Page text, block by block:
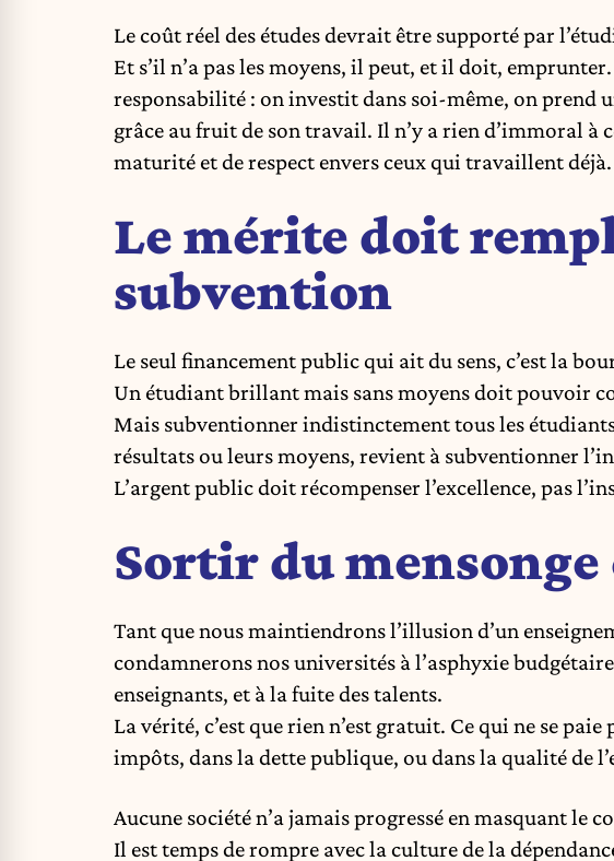
Le coût réel des études devrait être supporté par
Et s’il n’a pas les moyens, il peut, et il doit,
responsabilité : on investit dans soi-même, on prend
grâce au fruit de son travail. Il n’y a rien d’immoral à
maturité et de respect envers ceux qui travaillent déjà.
Le mérite doit
subvention
Le seul financement public qui ait du sens, c’est la
Un étudiant brillant mais sans moyens doit pouvoir
Mais subventionner indistinctement tous les
résultats ou leurs moyens, revient à subventionner
L’argent public doit récompenser l’excellence, pas
Sortir du
Tant que nous maintiendrons l’illusion d’un
condamnerons nos universités à l’asphyxie
enseignants, et à la fuite des talents.
La vérité, c’est que rien n’est gratuit. Ce qui ne se
impôts, dans la dette publique, ou dans la qualité de
Aucune société n’a jamais progressé en masquant le
Il est temps de rompre avec la culture de la